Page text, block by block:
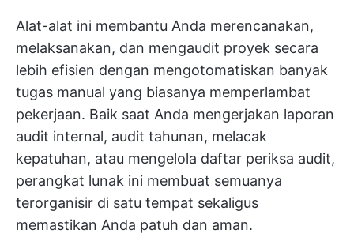
Alat-alat ini membantu Anda merencanakan,
melaksanakan, dan mengaudit proyek secara
lebih efisien dengan mengotomatiskan banyak
tugas manual yang biasanya memperlambat
pekerjaan. Baik saat Anda mengerjakan laporan
audit internal, audit tahunan, melacak
kepatuhan, atau mengelola daftar periksa audit,
perangkat lunak ini membuat semuanya
terorganisir di satu tempat sekaligus
memastikan Anda patuh dan aman.